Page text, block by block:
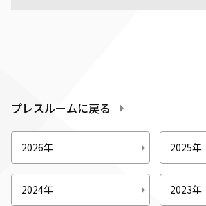
プレスルームに戻る
2026年 2025年
2024年 2023年